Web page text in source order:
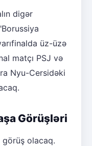
digər
üz-üzə
matçı PSJ və
Nyu-Cersidəki
Görüşləri
görüş olacaq.